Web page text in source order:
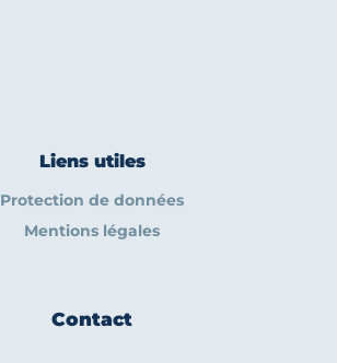
Liens utiles
Protection de données
Mentions légales
Contact